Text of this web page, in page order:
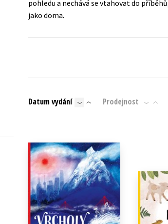
Populárně - naučná pro dospělé
Předškoláci
Všechny tituly
pohledu a nechává se vtahovat do
jako doma.
Datum vydání Prodejnost